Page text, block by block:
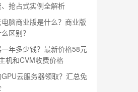
抢占式实例全解析
脑商业版是什么？商业版
区别？
年多少钱？最新价格58元
机和CVM收费价格
云服务器领取？汇总免